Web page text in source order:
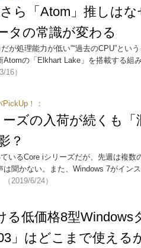
ら「Atom」推しは
タの常識が変わる
が処理能力が低い”“過去のCPU”とい
Atomの「Elkhart Lake」を搭載する組
16）
！：
ーズの入荷が続くも
？
いるCore iシリーズだが、先週は複
聞かない。また、Windows 7がイン
（2019/6/24）
る低価格8型
」はどこまで使える